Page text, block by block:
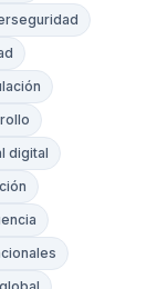
digital